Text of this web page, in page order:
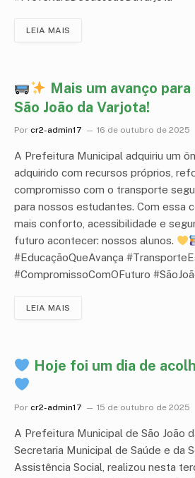
LEIA MAIS
Mais um avanço
São João da Varjota!
Por cr2-admin17 16 de outubro de 2025
A Prefeitura Municipal adquiriu um
adquirido com recursos próprios,
compromisso com o transporte
para nossos estudantes. Com essa
mais conforto, acessibilidade e
futuro acontecer: nossos alunos.
#EducaçãoQueAvança
#CompromissoComOFuturo
LEIA MAIS
Hoje foi um dia de
Por cr2-admin17 15 de outubro de 2025
A Prefeitura Municipal de São João
Secretaria Municipal de Saúde e da
Assistência Social, realizou nesta